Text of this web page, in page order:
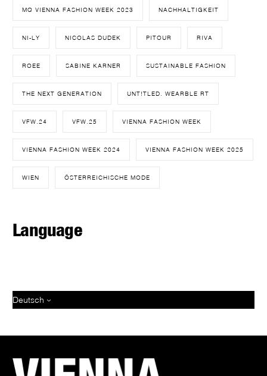
MQ VIENNA FASHION WEEK 2023 NACHHALTIGKEIT
NI-LY NICOLAS DUDEK PITOUR RIVA
ROEE SABINE KARNER SUSTAINABLE FASHION
THE NEXT GENERATION UNT!TLED. WEARBLE RT
VFW.24 VFW.25 VIENNA FASHION WEEK
VIENNA FASHION WEEK 2024 VIENNA FASHION WEEK 2025
WIEN ÖSTERREICHISCHE MODE
Language
Deutsch